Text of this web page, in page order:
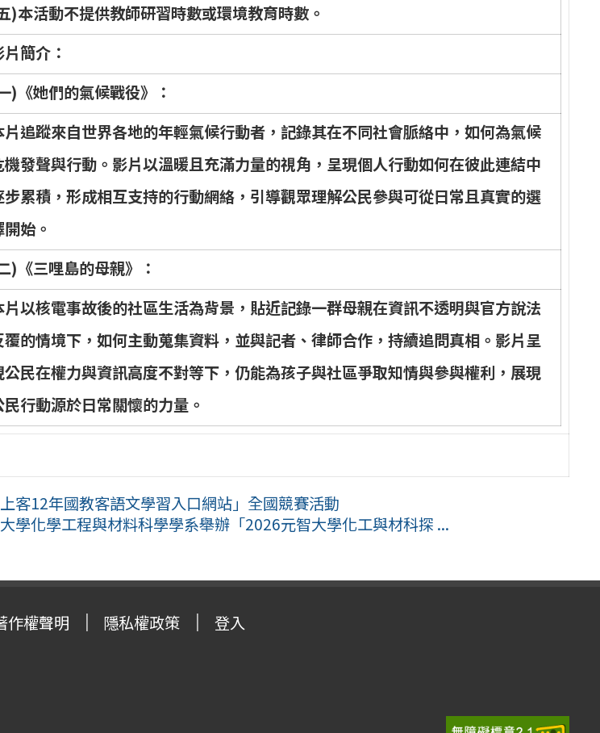
)本活動不提供教師研習時數或環境教育時數 。
片簡介 ：
) 《她們的氣候戰役》
：
片追蹤來自世界各地的年輕氣候行動者 ， 記錄其在不同社會脈絡中 ，如何為氣候
機發聲與行動 。 影片以溫暖且充滿力量的視角 ， 呈現個人行動如何在彼此連結中
步累積 ，形成相互支持的行動網絡 ， 引導觀眾理解公民參與可從日常且真實的選
開始。
) 《三哩島的母親》
：
片以核電事故後的社區生活為背景 ， 貼近記錄一群母親在資訊不透明與官方說法
覆的情境下 ，如何主動蒐集資料 ， 並與記者 、律師合作 ，持續追問真相 。 影片呈
公民在權力與資訊高度不對等下 ，仍能為孩子與社區爭取知情與參與權利 ， 展現
民行動源於日常關懷的力量 。
上客12年國教客語文學習入口網站」全國競賽活動
學化學工程與材料科學學系舉辦「2026元智大學化工與材科探 ...
作權聲明 隱私權政策 登入